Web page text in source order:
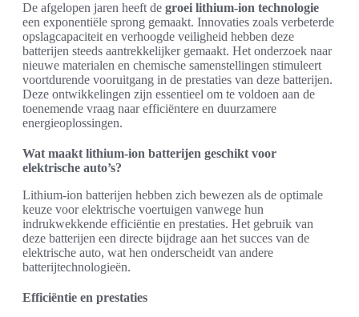
De afgelopen jaren heeft de groei lithium-ion technologie
een exponentiële sprong gemaakt. Innovaties zoals verbeterde
opslagcapaciteit en verhoogde veiligheid hebben deze
batterijen steeds aantrekkelijker gemaakt. Het onderzoek naar
nieuwe materialen en chemische samenstellingen stimuleert
voortdurende vooruitgang in de prestaties van deze batterijen.
Deze ontwikkelingen zijn essentieel om te voldoen aan de
toenemende vraag naar efficiëntere en duurzamere
energieoplossingen.
Wat maakt lithium-ion batterijen geschikt voor
elektrische auto’s?
Lithium-ion batterijen hebben zich bewezen als de optimale
keuze voor elektrische voertuigen vanwege hun
indrukwekkende efficiëntie en prestaties. Het gebruik van
deze batterijen een directe bijdrage aan het succes van de
elektrische auto, wat hen onderscheidt van andere
batterijtechnologieën.
Efficiëntie en prestaties